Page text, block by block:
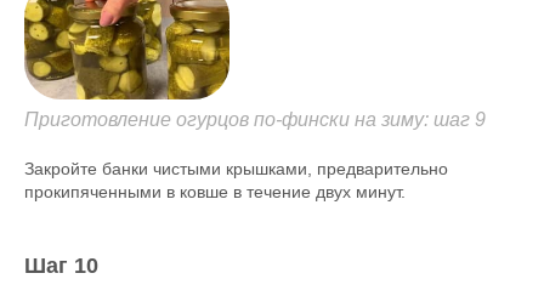
Приготовление огурцов по-фински на зиму: шаг 9
Закройте банки чистыми крышками, предварительно
прокипяченными в ковше в течение двух минут.
Шаг 10